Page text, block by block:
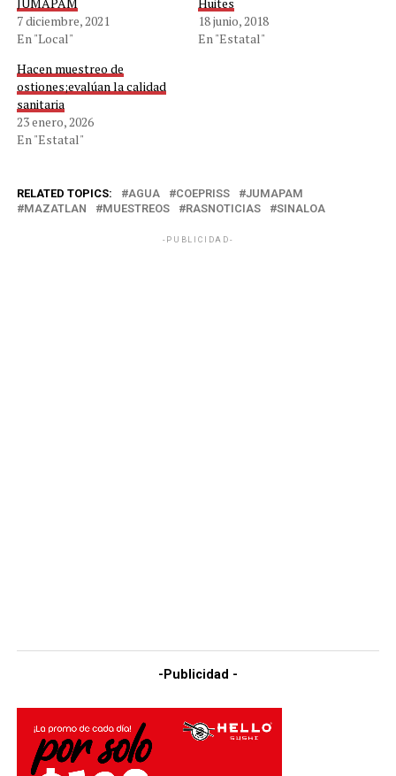
7 diciembre, 2021
En "Local"
18 junio, 2018
En "Estatal"
Hacen muestreo de
ostiones;evalúan la calidad
sanitaria
23 enero, 2026
En "Estatal"
RELATED TOPICS: AGUA COEPRISS
JUMAPAM
MAZATLAN
MUESTREOS RASNOTICIAS SINALOA
-PUBLICIDAD-
-Publicidad -